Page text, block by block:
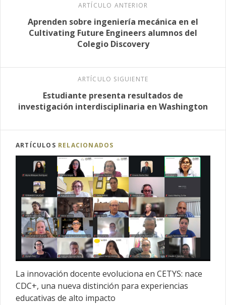
ARTÍCULO ANTERIOR
Aprenden sobre ingeniería mecánica en el
Cultivating Future Engineers alumnos del
Colegio Discovery
ARTÍCULO SIGUIENTE
Estudiante presenta resultados de
investigación interdisciplinaria en Washington
ARTÍCULOS RELACIONADOS
La innovación docente evoluciona en CETYS: nace
CDC+, una nueva distinción para experiencias
educativas de alto impacto